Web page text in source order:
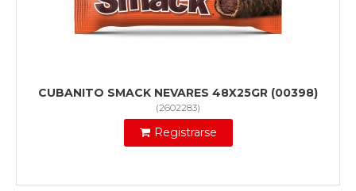
CUBANITO SMACK NEVARES 48X25GR (00398)
(2602283)
Registrarse